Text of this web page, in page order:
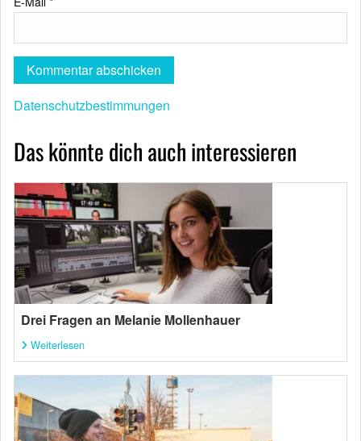
Datenschutzbestimmungen
Das könnte dich auch interessieren
Drei Fragen an Melanie Mollenhauer
Weiterlesen